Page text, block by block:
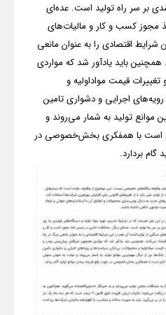
بر سر راه تولید است. عده‌ای
مجوز کسب و کار و مالیات‌های
شرایط اقتصادی را به عنوان مانعی
همچنین باید یادآور شد که مواردی
قیمت مواد‌اولیه و
اجرایی و دشواری تامین
موانع تولید به شمار می‌روند و
است با همفکری بخش‌خصوصی در
بردارد.